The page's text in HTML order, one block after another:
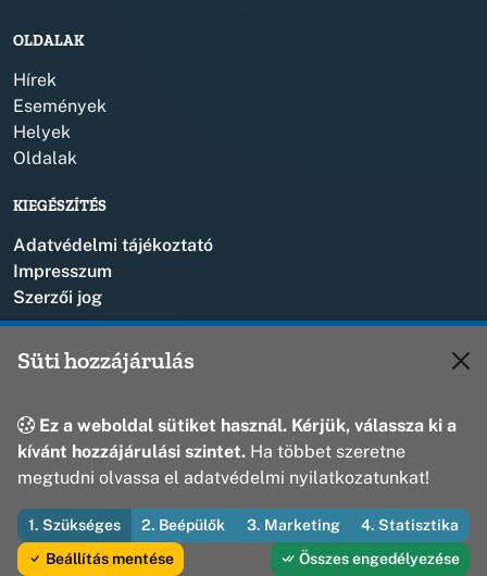
OLDALAK
Hírek
Események
Helyek
Oldalak
KIEGÉSZÍTÉS
Adatvédelmi tájékoztató
Impresszum
Szerzői jog
8431 Bakonyszentlászló, Vak Bottyán u. 1.
© 2026 Bakonyszentlászló Község Önkormányzata — Minden jog
fenntartva
Süti hozzájárulás
Ez a weboldal sütiket használ. Kérjük, válassza ki a
kívánt hozzájárulási szintet. Ha többet szeretne
megtudni olvassa el adatvédelmi nyilatkozatunkat!
1. Szükséges 2. Beépülők 3. Marketing
4. Statisztika
Beállítás mentése
Összes engedélyezése